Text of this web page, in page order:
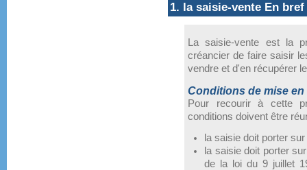
1. la saisie-vente En bref
La saisie-vente est la
créancier de faire saisir
vendre et d'en récupérer
Conditions de mise
Pour recourir à cette
conditions doivent être
la saisie doit porter
la saisie doit porter
de la loi du 9 juillet